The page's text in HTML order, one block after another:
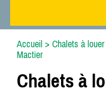
Accueil> Chalets à louer
Mactier
Chalets à